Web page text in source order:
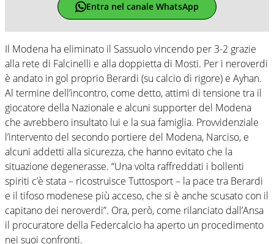
Entra nel canale WhatsApp
Il Modena ha eliminato il Sassuolo vincendo per 3-2 grazie
alla rete di Falcinelli e alla doppietta di Mosti. Per i neroverdi
è andato in gol proprio Berardi (su calcio di rigore) e Ayhan.
Al termine dell’incontro, come detto, attimi di tensione tra il
giocatore della Nazionale e alcuni supporter del Modena
che avrebbero insultato lui e la sua famiglia. Provvidenziale
l’intervento del secondo portiere del Modena, Narciso, e
alcuni addetti alla sicurezza, che hanno evitato che la
situazione degenerasse. “Una volta raffreddati i bollenti
spiriti c’è stata – ricostruisce Tuttosport – la pace tra Berardi
e il tifoso modenese più acceso, che si è anche scusato con il
capitano dei neroverdi”. Ora, però, come rilanciato dall’Ansa
il procuratore della Federcalcio ha aperto un procedimento
nei suoi confronti.